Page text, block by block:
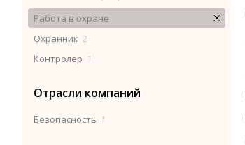
Работа в охране
Охранник 2
Контролер 1
Отрасли компаний
Безопасность 1